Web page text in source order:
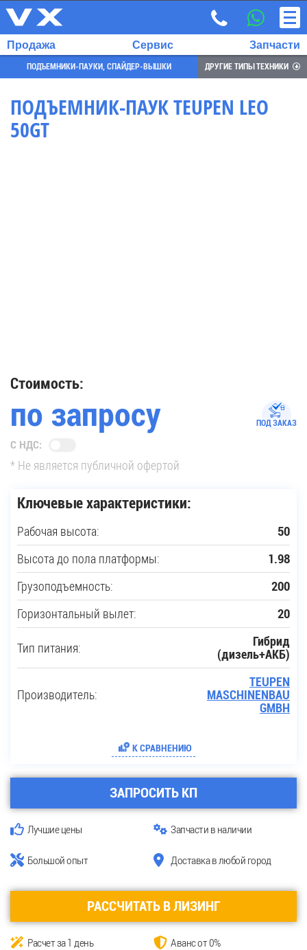
ВЫБРАННЫЙ
Купить новую технику
Сферы применения
Запчасти
Услуги
О компании
Контакты
Продажа Сервис Запчасти
ПОДЪЕМНИКИ-ПАУКИ, СПАЙДЕР-ВЫШКИ ДРУГИЕ ТИПЫ ТЕХНИКИ
ПОДЪЕМНИК-ПАУК TEUPEN LEO
50GT
Ключевые характеристики:
Рабочая высота: 50
Высота до пола платформы: 1.98
Грузоподъемность: 200
Горизонтальный вылет: 20
Тип питания:
Гибрид
(дизель+АКБ)
Производитель:
TEUPEN
MASCHINENBAU
GMBH
К СРАВНЕНИЮ
ЗАПРОСИТЬ КП
Лучшие цены Запчасти в наличии
Большой опыт Доставка в любой город
РАССЧИТАТЬ В ЛИЗИНГ
Расчет за 1 день Аванс от 0%
Стоимость:
по запросу ПОД ЗАКАЗ
С НДС:
* Не является публичной офертой